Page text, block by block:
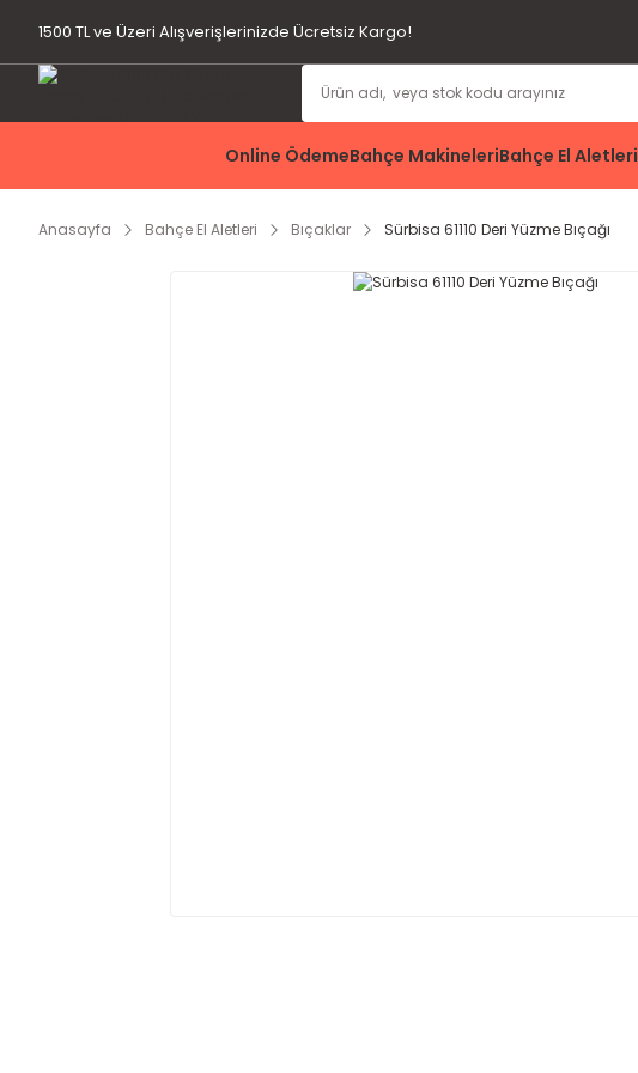
1500 TL ve Üzeri Alışverişlerinizde Ücretsiz Kargo!
Online ÖdemeBahçe MakineleriBahçe El Aletleri
Anasayfa Bahçe El Aletleri Bıçaklar Sürbisa 61110 Deri Yüzme Bıçağı